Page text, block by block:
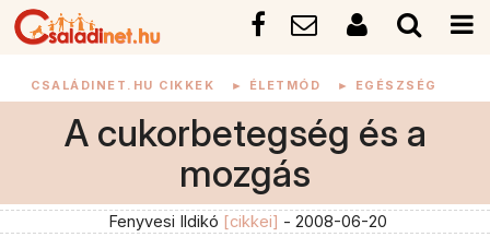
CSALÁDINET.HU CIKKEK ► ÉLETMÓD ► EGÉSZSÉG
A cukorbetegség és a
mozgás
Fenyvesi Ildikó [cikkei] - 2008-06-20